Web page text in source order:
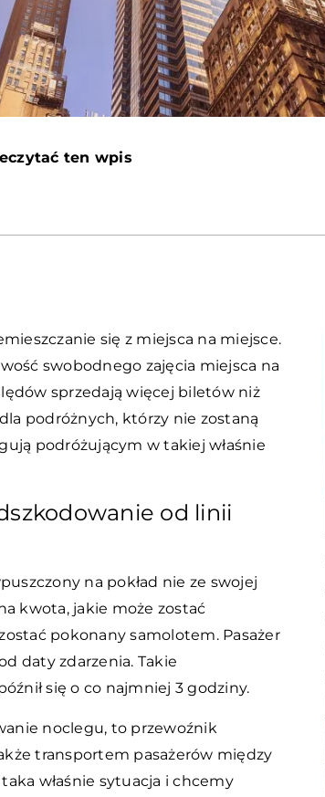
ten wpis
się z miejsca na miejsce.
swobodnego zajęcia miejsca na
sprzedają więcej biletów niż
podróżnych, którzy nie zostaną
podróżującym w takiej właśnie
od linii
na pokład nie ze swojej
kwota, jakie może zostać
pokonany samolotem. Pasażer
daty zdarzenia. Takie
się o co najmniej 3 godziny.
noclegu, to przewoźnik
transportem pasażerów między
właśnie sytuacja i chcemy